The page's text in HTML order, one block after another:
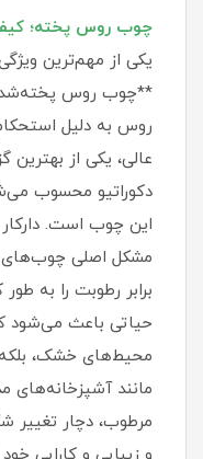
چوب روس پخته؛
یکی از مهم‌ترین
**چوب روس
روس به دلیل
عالی، یکی از
دکوراتیو محسوب
این چوب است.
مشکل اصلی چوب‌های
برابر رطوبت را به
حیاتی باعث می‌شود
محیط‌های خشک، بلکه
مانند آشپزخانه‌های
مرطوب، دچار تغییر